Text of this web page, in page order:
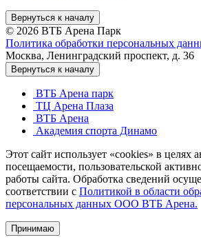
Вернуться к началу
© 2026 ВТБ Арена Парк
Политика обработки персональных
Москва, Ленинградский проспект, д. 36
Вернуться к началу
ВТБ Арена парк
ТЦ Арена Плаза
ВТБ Арена
Академия спорта Динамо
Этот сайт использует «cookies» в целях
посещаемости, пользовательской
работы сайта. Обработка сведений
соответствии с Политикой в области
персональных данных ООО ВТБ Арена.
Принимаю